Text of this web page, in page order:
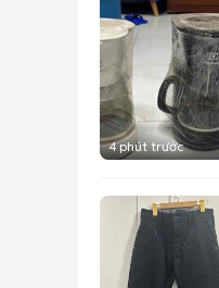
4 phút trước